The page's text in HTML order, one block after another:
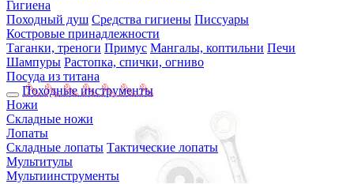
Гигиена
Походный душ Средства гигиены Писсуары
Костровые принадлежности
Таганки, треноги Примус Мангалы, коптильни Печи
Шампуры Растопка, спички, огниво
Посуда из титана
Походные инструменты
Ножи
Складные ножи
Лопаты
Складные лопаты Тактические лопаты
Мультитулы
Мультиинструменты